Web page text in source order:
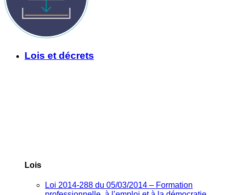
Lois et décrets
Lois
Loi 2014-288 du 05/03/2014 – Formation